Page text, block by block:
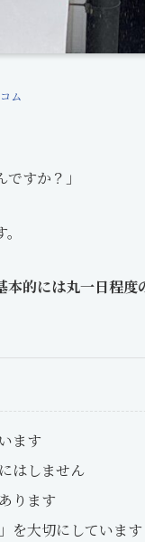
ム
すか？」
本的には丸一日程度
ます
はしません
ります
を大切にしています